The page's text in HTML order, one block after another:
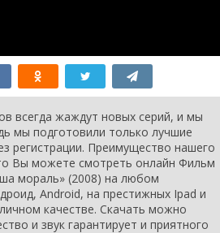
всегда жаждут новых серий, и мы
мы подготовили только лучшие
регистрации. Преимущество нашего
Вы можете смотреть онлайн Фильм
мораль» (2008) на любом
Android, на престижных Ipad и
качестве. Скачать можно
и звук гарантирует и приятного